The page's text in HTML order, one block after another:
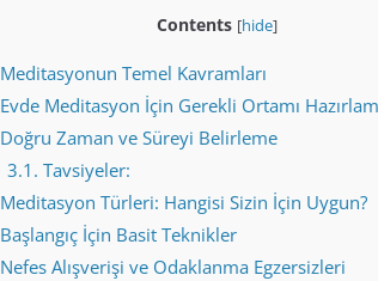
Contents [hide]
Meditasyonun Temel Kavramları
Evde Meditasyon İçin Gerekli Ortamı
Doğru Zaman ve Süreyi Belirleme
3.1. Tavsiyeler:
Meditasyon Türleri: Hangisi Sizin İçin Uygun?
Başlangıç İçin Basit Teknikler
Nefes Alışverişi ve Odaklanma Egzersizleri